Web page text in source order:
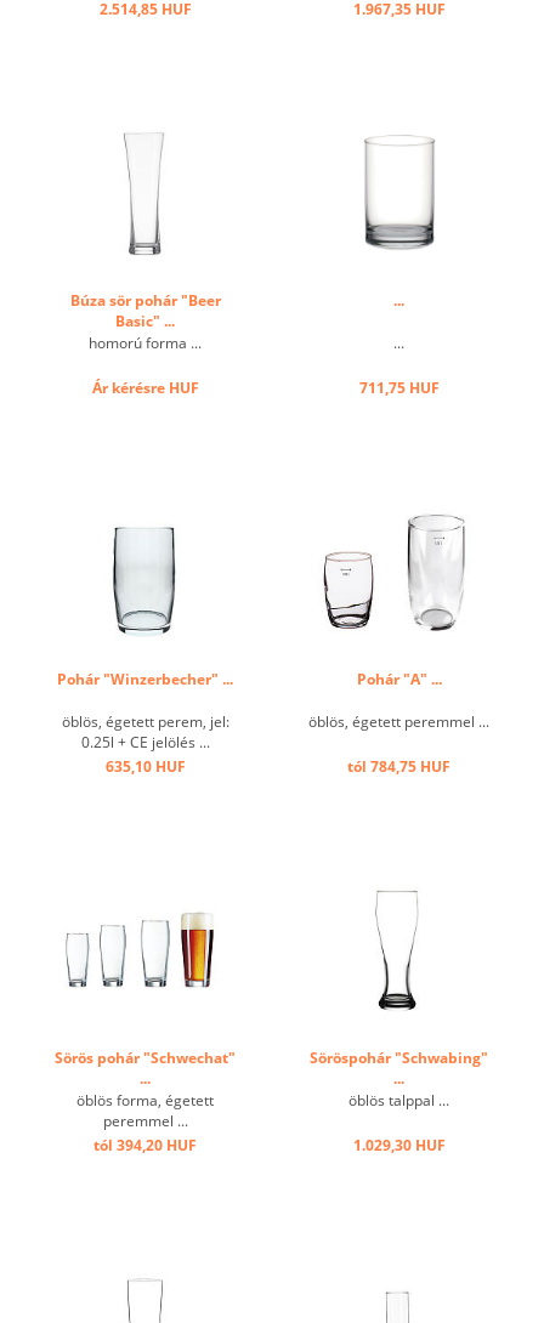
2.514,85 HUF 1.967,35 HUF
Búza sör pohár "Beer
Basic" ...
homorú forma ...
Ár kérésreHUF
...
...
711,75 HUF
Pohár "Winzerbecher" ...
öblös, égetett perem, jel:
0.25l + CE jelölés ...
635,10 HUF
Pohár "A" ...
öblös, égetett peremmel ...
tól 784,75 HUF
Sörös pohár "Schwechat"
...
öblös forma, égetett
peremmel ...
tól 394,20 HUF
Söröspohár "Schwabing"
...
öblös talppal ...
1.029,30 HUF